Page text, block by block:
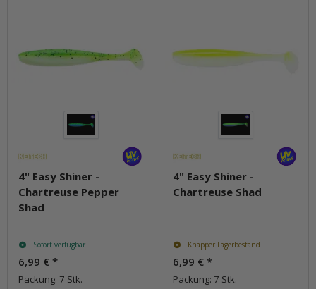
4" Easy Shiner -
Chartreuse Pepper
Shad
Sofort verfügbar
6,99 € *
Packung: 7 Stk.
4" Easy Shiner -
Chartreuse Shad
Knapper Lagerbestand
6,99 € *
Packung: 7 Stk.